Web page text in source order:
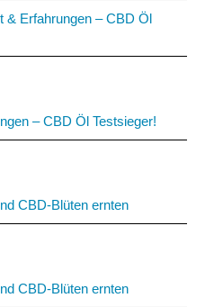
& Erfahrungen – CBD Öl
– CBD Öl Testsieger!
CBD-Blüten ernten
CBD-Blüten ernten